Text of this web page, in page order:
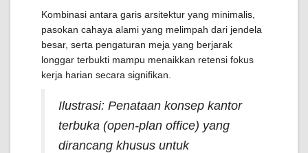
Kombinasi antara garis arsitektur yang minimalis,
pasokan cahaya alami yang melimpah dari jendela
besar, serta pengaturan meja yang berjarak
longgar terbukti mampu menaikkan retensi fokus
kerja harian secara signifikan.
Ilustrasi: Penataan konsep kantor
terbuka (open-plan office) yang
dirancang khusus untuk